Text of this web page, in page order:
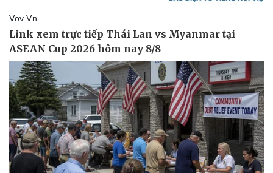
Lịch thi đấu bóng đá
Thế giới thể thao
eSports
Hậu trường
Xe máy
Tư vấn